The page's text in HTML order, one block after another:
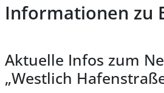
Informationen zu
Aktuelle Infos zum
„Westlich